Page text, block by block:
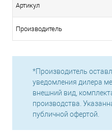
Артикул
Производитель
*Производитель
уведомления дилера
внешний вид,
производства.
публичной офертой.